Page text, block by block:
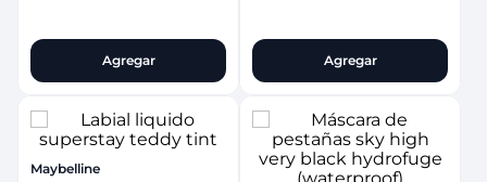
Agregar Agregar
Maybelline